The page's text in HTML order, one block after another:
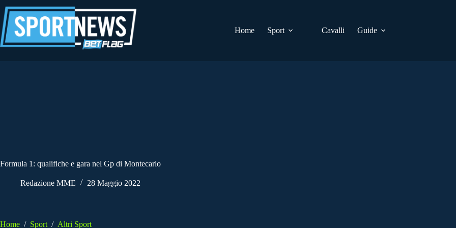
al
contenuto
Home
Sport Cavalli Guide
Formula 1: qualifiche e gara nel Gp di Montecarlo
Redazione MME 28 Maggio 2022
Home / Sport / Altri Sport